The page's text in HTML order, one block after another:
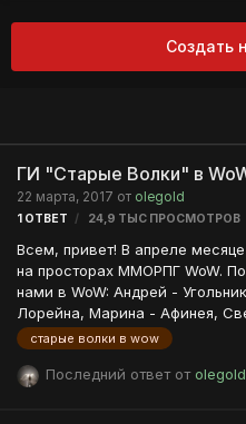
Создать
ГИ "Старые Волки" в
22 марта, 2017 от olegold
1 ОТВЕТ 24,9 ТЫС ПРОСМОТРОВ
Всем, привет! В апреле месяце будет 1 год ГИ "Старые Волки"
на просторах ММОРПГ WoW.
нами в WoW: Андрей -
Лорейна, Марина - Афинея,
Олег - Бульдазир и конечно наша
давно к нам присоединился Володя -
игроков из EQ 2. В WoW они
Последний ответ отolegold
старые волки в wow